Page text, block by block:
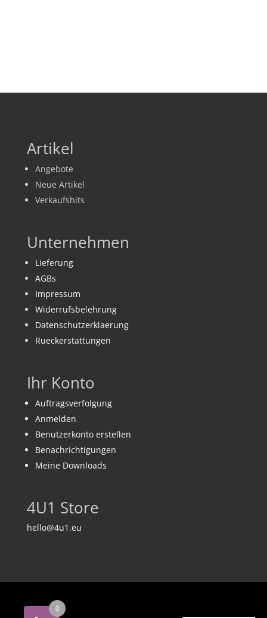
Artikel
Angebote
Neue Artikel
Verkaufshits
Unternehmen
Lieferung
AGBs
Impressum
Widerrufsbelehrung
Datenschutzerklaerung
Rueckerstattungen
Ihr Konto
Auftragsverfolgung
Anmelden
Benutzerkonto erstellen
Benachrichtigungen
Meine Downloads
4U1 Store
hello@4u1.eu
0